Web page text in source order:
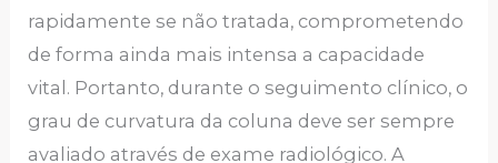
rapidamente se não tratada, comprometendo
de forma ainda mais intensa a capacidade
vital. Portanto, durante o seguimento clínico, o
grau de curvatura da coluna deve ser sempre
avaliado através de exame radiológico. A